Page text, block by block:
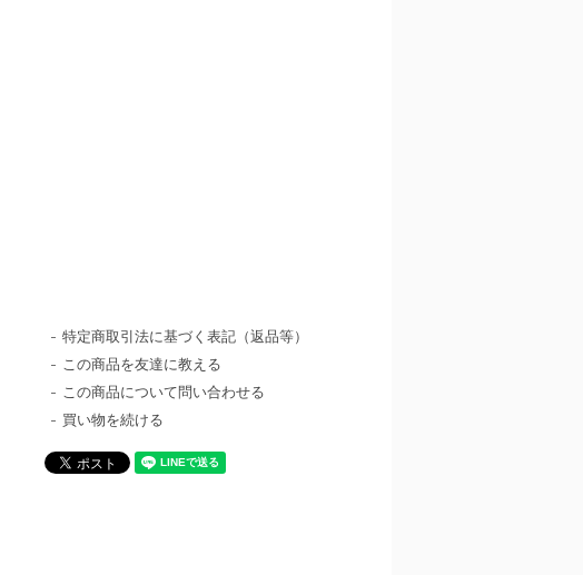
特定商取引法に基づく表記（返品等）
この商品を友達に教える
この商品について問い合わせる
買い物を続ける